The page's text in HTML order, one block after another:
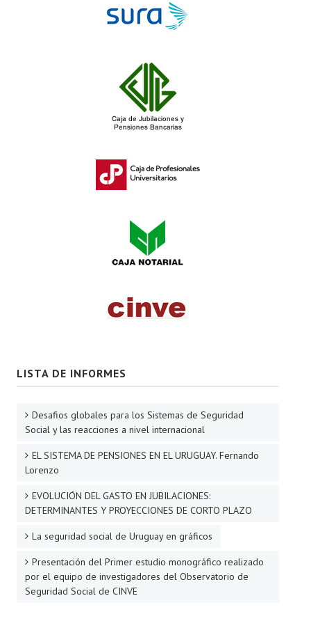
LISTA DE INFORMES
Desafios globales para los Sistemas de Seguridad
Social y las reacciones a nivel internacional
EL SISTEMA DE PENSIONES EN EL URUGUAY. Fernando
Lorenzo
EVOLUCIÓN DEL GASTO EN JUBILACIONES:
DETERMINANTES Y PROYECCIONES DE CORTO PLAZO
La seguridad social de Uruguay en gráficos
Presentación del Primer estudio monográfico realizado
por el equipo de investigadores del Observatorio de
Seguridad Social de CINVE